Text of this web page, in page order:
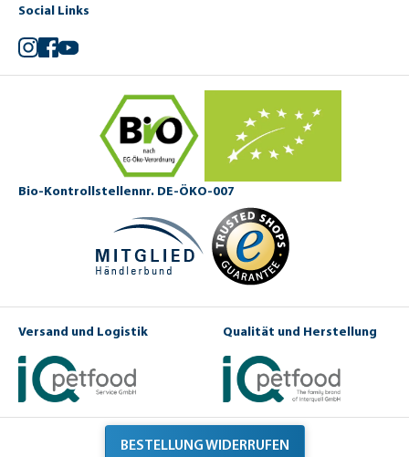
Social Links
Instagram
Facebook
YouTube
Bio-Kontrollstellennr. DE-ÖKO-007
Versand und Logistik Qualität und Herstellung
BESTELLUNG WIDERRUFEN